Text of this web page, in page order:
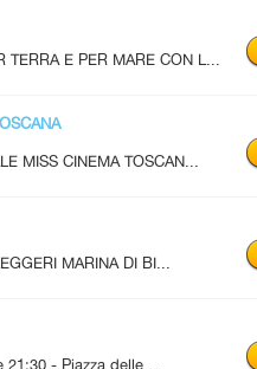
E PER MARE CON L...
MISS CINEMA TOSCAN...
MARINA DI BI...
21:30 - Piazza delle ...